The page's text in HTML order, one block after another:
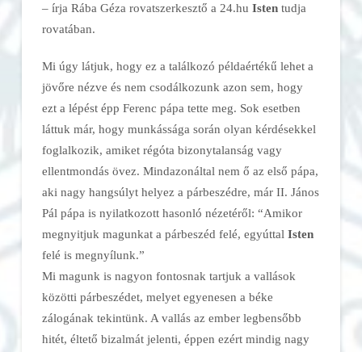
– írja Rába Géza rovatszerkesztő a 24.hu Istentudja
rovatában.
Mi úgy látjuk, hogy ez a találkozó példaértékű lehet a
jövőre nézve és nem csodálkozunk azon sem, hogy
ezt a lépést épp Ferenc pápa tette meg. Sok esetben
láttuk már, hogy munkássága során olyan kérdésekkel
foglalkozik, amiket régóta bizonytalanság vagy
ellentmondás övez. Mindazonáltal nem ő az első pápa,
aki nagy hangsúlyt helyez a párbeszédre, már II. János
Pál pápa is nyilatkozott hasonló nézetéről: “Amikor
megnyitjuk magunkat a párbeszéd felé, egyúttal Isten
felé is megnyílunk.”
Mi magunk is nagyon fontosnak tartjuk a vallások
közötti párbeszédet, melyet egyenesen a béke
zálogának tekintünk. A vallás az ember legbensőbb
hitét, éltető bizalmát jelenti, éppen ezért mindig nagy